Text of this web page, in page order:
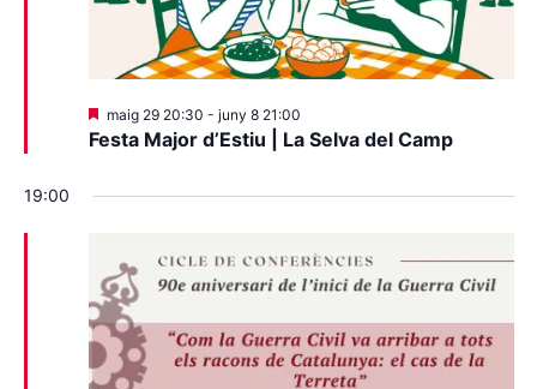
Festa Major d’Estiu | La Selva del Camp
Destacats
maig 29 20:30 - juny 8 21:00
19:00